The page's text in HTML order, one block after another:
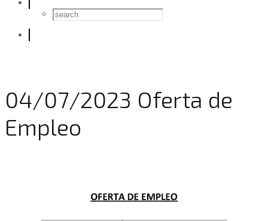
04/07/2023 Oferta de
Empleo